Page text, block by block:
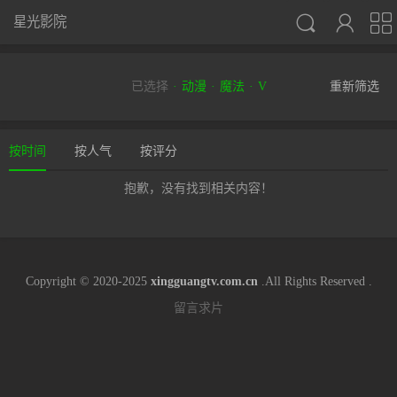



星光影院
已选择 动漫 魔法 V 重新筛选
按时间 按人气 按评分
抱歉，没有找到相关内容！
Copyright © 2020-2025 xingguangtv.com.cn.All Rights Reserved .
留言求片